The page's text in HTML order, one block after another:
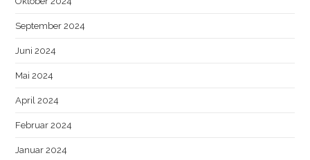
September 2024
Juni 2024
Mai 2024
April 2024
Februar 2024
Januar 2024